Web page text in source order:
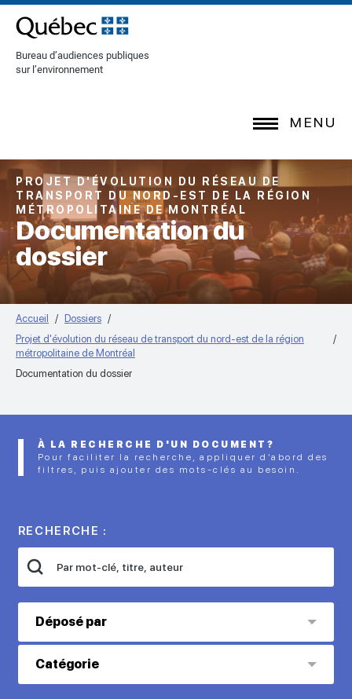
[Common.SkipToContent]
Bureau d’audiences publiques
sur l’environnement
MENU
PROJET D'ÉVOLUTION DU RÉSEAU DE
TRANSPORT DU NORD-EST DE LA RÉGION
MÉTROPOLITAINE DE MONTRÉAL
Documentation du
dossier
Accueil
Dossiers
Projet d'évolution du réseau de transport du nord-est de la région
métropolitaine de Montréal
Documentation du dossier
À LA RECHERCHE D'UN DOCUMENT?
Pour faciliter la recherche, appliquer d’abord des
filtres, puis ajouter des mots-clés au besoin.
RECHERCHE :
Déposé par
Catégorie